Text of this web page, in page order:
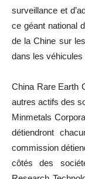
surveillance et
ce géant national
de la Chine sur
dans les
China Rare Earth
autres actifs des
Minmetals
détiendront
commission
côtés des